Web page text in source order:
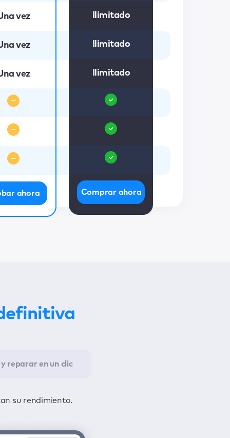
vez
vez
vez
ahora
Ilimitado
Ilimitado
Ilimitado
Comprar ahora
y reparar en un clic
su rendimiento.
los problemas y otro para